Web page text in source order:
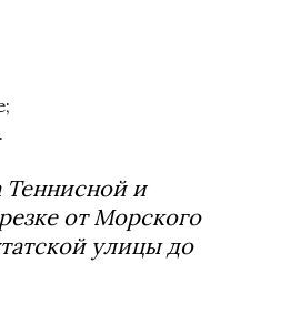
Теннисной и
от Морского
улицы до